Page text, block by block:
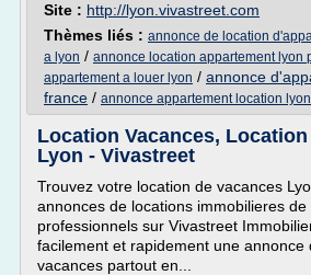
Site : http://lyon.vivastreet.com
Thèmes liés : annonce de location
a lyon / annonce location appartement lyon
appartement a louer lyon / annonce
france / annonce appartement location lyon
Location Vacances,
Lyon - Vivastreet
Trouvez votre location de vacances
annonces de locations immobilieres
professionnels sur Vivastreet
facilement et rapidement une annonce
vacances partout en...